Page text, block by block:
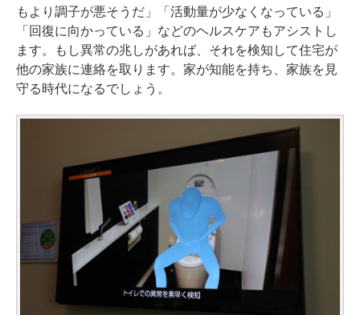
もより調子が悪そうだ」「活動量が少なくなっている」
「回復に向かっている」などのヘルスケアもアシストし
ます。もし異常の兆しがあれば、それを検知して住宅が
他の家族に連絡を取ります。家が知能を持ち、家族を見
守る時代になるでしょう。